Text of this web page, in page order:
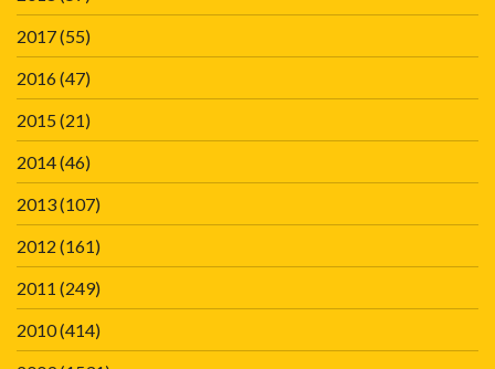
2017(55)
2016(47)
2015(21)
2014(46)
2013(107)
2012 (161)
2011 (249)
2010(414)